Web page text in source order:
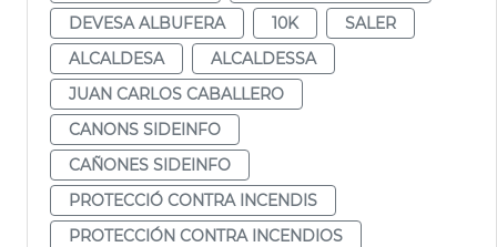
DEVESA ALBUFERA
10K
SALER
ALCALDESA
ALCALDESSA
JUAN CARLOS CABALLERO
CANONS SIDEINFO
CAÑONES SIDEINFO
PROTECCIÓ CONTRA INCENDIS
PROTECCIÓN CONTRA INCENDIOS